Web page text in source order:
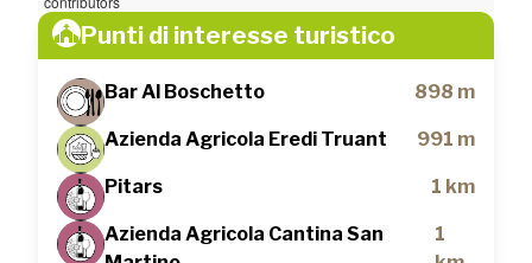
Punti di interesse turistico
Bar Al Boschetto 898 m
Azienda Agricola Eredi Truant 991 m
Pitars 1 km
Azienda Agricola Cantina San
1